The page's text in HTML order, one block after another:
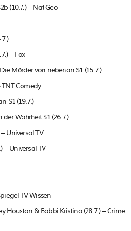
(10.7.) – Nat Geo
– Fox
Mörder von nebenan S1 (15.7.)
TNT Comedy
S1 (19.7.)
der Wahrheit S1 (26.7.)
Universal TV
– Universal TV
TV Wissen
Houston & Bobbi Kristina (28.7.) – Crime